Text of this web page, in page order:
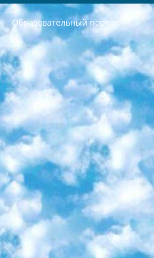
Образовательный портал
РЕСПУБЛИКА УЗБЕКИСТАН МИНИСТРЕРСТВО ДОШКОЛЬНОГО И ШКОЛЬНОГО ОБРАЗОВАНИЯ КОМАНДА в общеобразовательных учреждениях в 2023-2024 учебном году организация и проведение итоговой государственной аттестации обучающихся о Министра дошкольного и школьного образования Республики Узбекистан от 4 марта 2008 года (постановлением Минюста от 20 марта 2008 года № 1778 государственной регистрации) «Итоговое состояние учащихся общего среднего образования на основании положения об утверждении положения об аттестации общего среднего образования выпускной экзамен студентов в образовательных учреждениях в 2023-2024 учебном году В целях организации и прохождения аттестации приказываю: 1. Следующее: перечень предметов, по которым будет проводиться итоговая государственная аттестация и экзамен формы перевода согласно приложению 1; сертификаты международного образца, оценивающие уровень владения иностранными языками перечень согласно приложению 2; 2. Педагогический при специализированных образовательных учреждениях. научно-практический центр квалификации и международной оценки (Д.Давидова) 2024 г. До 25 марта: задания по предметам, по которым будет проводиться итоговая аттестация разработка и утверждение технических условий; итоговая аттестация на основании разработанного предметного задания разработка вопросов по предметам (устно и письменно), экзамен передача; общеобразовательные средние школы и специальные учебные заведения учащиеся выпускных классов школ и интернатов в агентской системе подготовка базы данных экзаменационных материалов и критериев оценки; перевод базы экзаменационных материалов на все языки обучения подать в Республиканский образовательный центр для изготовления; варианты экзаменов на основе разработанных контрольных материалов пусть будут поставлены задачи формирования. 3. Республиканский образовательный центр (Ш.Худайкулов) до 5 апреля 2024 года. до: база данных предоставленных экзаменационных материалов на все языки обучения перевод и экспертиза; для слепых, слабовидящих, глухих, слабослышащих и умственно отсталых детей учащиеся выпускных классов специализированных школ и школ-интернатов база данных экзаменационных материалов на всех преподаваемых языках подготовка критериев оценки; специализированные школы для умственно отсталых детей и технологии для учащихся выпускных классов школ-интернатов разработка соответствующих рекомендаций и критериев проведения ЕГЭ по естествознанию давать задания. 4. Педагогический при специализированных образовательных учреждениях. Научно-практический центр навыков и международной оценки (Д.Давидова), Республика образовательный центр (Худайкулов Ш.) итоговый государственный аттестационный экзамен ориентирован на творческое и логическое мышление при подготовке базы материалов учитывать введение заданий. 5. Следует отметить, что: сертификат государственного образца о знании общеобразовательного предмета и как минимум национальный уровень B1 по предметам на иностранных языках, указанным в Приложении 2. или международно признанный сертификат эквивалентного уровня студенты, изучающие определенный предмет, освобождаются от экзамена; по соответствующим предметам запланирована итоговая государственная аттестация за день до дня, путем жеребьевки Рабочей группой (в письменной форме по предметам, проводимым в форме) из числа сформированных вариантов выбрано 2 варианта; 2 выбранных варианта экзамена анонсированы на официальном сайте министерства и все выпускники по всей стране на основе этих вариантов проводит итоговую государственную аттестацию. 6. Государственное образование учащихся средних общеобразовательных учреждений. знания в соответствии с квалификационными требованиями, которые необходимо приобрести на основании стандартов итоговый (выпускной) контроль для 9 и 11 классов в целях тестирования Экзамены (далее – экзамены) состоят из предметов, перечисленных в приложении 1. будет сделано. 7. Экзамены пройдут с 26 мая по 15 июня 2024 г. (кроме науки физического воспитания). 8. Физическая для учащихся 9 классов общесредних образовательных учреждений. Экзамены по предмету «Образование, квалификация медицина» 1-6 мая 2024 года. сотрудники перевести под присмотр (с отклонениями в физическом или умственном развитии) специализированная школа для детей, школы-интернаты и со сколиозом школы-интернаты санаторного типа для больных детей исключены). 9. Он был слепым, слабовидящим и имел нарушения опорно-двигательного аппарата. экзамены в специализированных школах и интернатах для детей должны проводиться исходя из требований, предъявляемых к общеобразовательным учреждениям (физкультура кроме науки). 10. Специализированная школа для глухих и слабослышащих детей. и экзамены в интернатах и быть реализован в виде письменного теста по математике. 11. Специальность для умственно отсталых детей. Для 9 класса Родной язык и литературное письмо Государственный язык (язык обучения – узбекский). для неклассов) написано Математическое письмо Письменная/устная история Узбекистана Физическое воспитание практично Итоговый контроль Для 11 класса Написание родного языка и литературы (эссе) Математическое письмо Узбекский язык (обучение на узбекском языке) не посещающее общее среднее образование для учреждений)/Образовательное учреждение выбор письменный и устный Иностранный язык письменный/устный Письменная/устная история Узбекистана *По выбору студента:  Химия  Физика  Основы государственного права  География 10 бесплатных образовательных ресурсов - Мы составили подборку онлайн-проектов с интерактивными упражнениями, видеолекциями и статьями. Они помогут вам обрести новые и освежить старые знания бесплатно. 1. «ИНТУИТ» Старейшая образовательная площадка Рунета. Здесь вы найдёте сотни текстовых и видеокурсов на десятки различных тем — от программирования до психологии. Многие курсы подготовлены российскими университетами и крупными международными компаниями вроде Intel и Microsoft. Самостоятельное обучение бесплатное, но желающие могут оплатить услуги персональных наставников. 2. «Смартия» знакомит с актуальными профессиями и подсказывает, как им обучаться. Выбрав заинтересовавшую вас специальность — SMM-специалист, фотограф, веб-дизайнер или другую, — увидите список необходимых для неё умений. Чтобы вы могли освоить их самостоятельно, для каждого умения площадка отображает подборку ссылок на учебные материалы. Хотя «Смартия» ориентируется на русскоязычную аудиторию, часть контента всё же доступна только на английском. 3. «Лекторий Физтеха» Проект Московского физико-технического института (Физтеха). С его помощью вы можете смотреть онлайн серии лекций, записанные на видео в этом вузе. В числе доступных предметов — физика, биология, химия, информационные технологии и другие. К некоторым лекциям администрация ресурса прилагает готовые конспекты, которые можно скачивать в PDF-формате. 4. ITMOcourses Онлайн-площадка Санкт-Петербургского национального исследовательского университета информационных технологий, механики и оптики (ИТМО). Ресурс предоставляет свободный доступ к курсам, разработанным в